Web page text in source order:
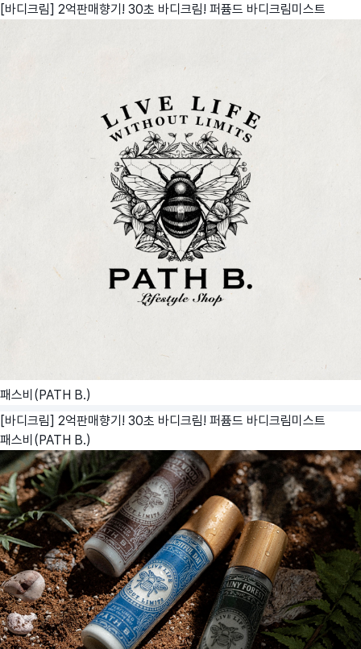
[바디크림] 2억판매향기! 30초 바디크림! 퍼퓸드 바디크림미스트
패스비(PATH B.)
[바디크림] 2억판매향기! 30초 바디크림! 퍼퓸드 바디크림미스트
패스비(PATH B.)